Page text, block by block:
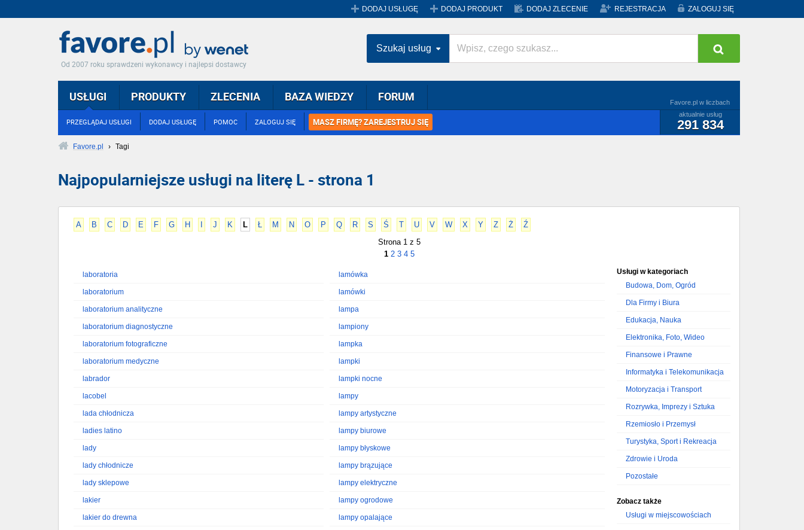
DODAJ USŁUGĘ DODAJ PRODUKT DODAJ ZLECENIE REJESTRACJA ZALOGUJ SIĘ
Od 2007 roku sprawdzeni wykonawcy i najlepsi dostawcy
USŁUGI
PRZEGLĄDAJ USŁUGI DODAJ USŁUGĘ POMOC ZALOGUJ SIĘ MASZ FIRMĘ? ZAREJESTRUJ SIĘ
Favore.pl w liczbach
aktualnie usług
291 834
PRODUKTY ZLECENIA BAZA WIEDZY FORUM
Szukaj usług
Favore.pl › Tagi
Najpopularniejsze usługi na literę L - strona 1
A B C D E F G H J K L Ł M N O P Q R S Ś T U V W X Y Z Ż
Ź
Strona 1 z 5
1 2 3 4 5
laboratoria
laboratorium
laboratorium analityczne
laboratorium diagnostyczne
laboratorium fotograficzne
laboratorium medyczne
labrador
lacobel
lada chłodnicza
ladies latino
lady
lady chłodnicze
lady sklepowe
lakier
lakier do drewna
lamówka
lamówki
lampa
lampiony
lampka
lampki
lampki nocne
lampy
lampy artystyczne
lampy biurowe
lampy błyskowe
lampy brązujące
lampy elektryczne
lampy ogrodowe
lampy opalające
Usługi w kategoriach
Budowa, Dom, Ogród
Dla Firmy i Biura
Edukacja, Nauka
Elektronika, Foto, Wideo
Finansowe i Prawne
Informatyka i Telekomunikacja
Motoryzacja i Transport
Rozrywka, Imprezy i Sztuka
Rzemiosło i Przemysł
Turystyka, Sport i Rekreacja
Zdrowie i Uroda
Pozostałe
Zobacz także
Usługi w miejscowościach